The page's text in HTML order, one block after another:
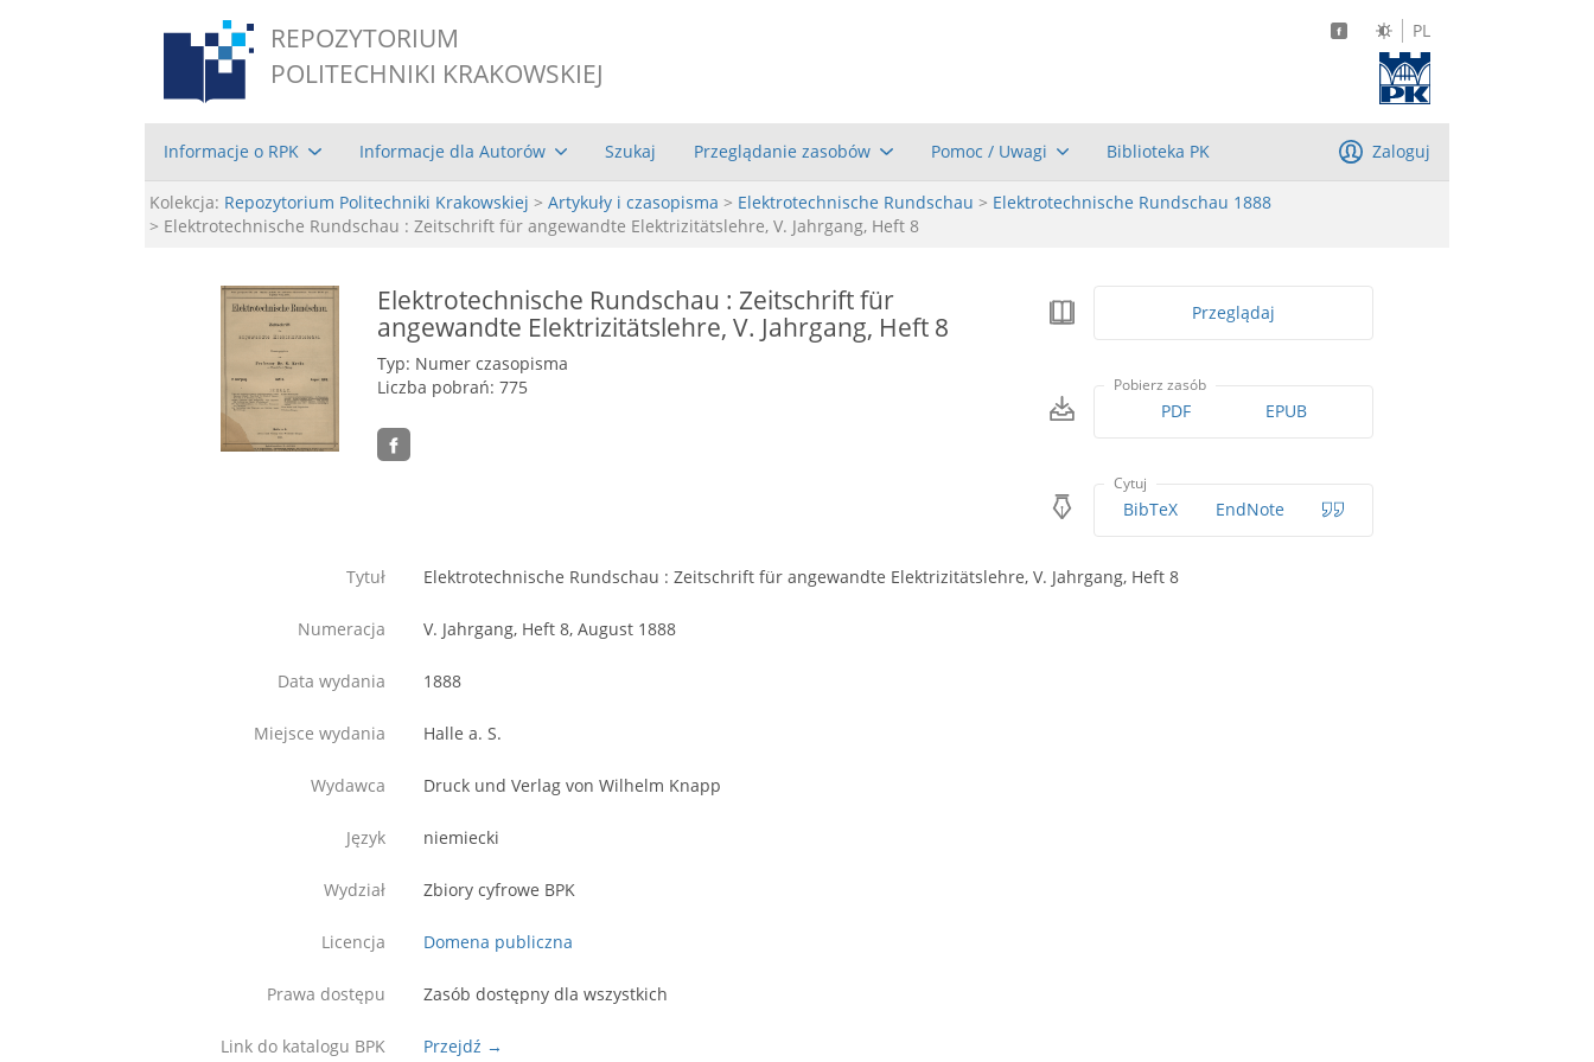
REPOZYTORIUM
POLITECHNIKI KRAKOWSKIEJ
PL
Informacje o RPK Informacje dla Autorów Szukaj Przeglądanie zasobów Pomoc / Uwagi Biblioteka PK Zaloguj
Kolekcja: Repozytorium Politechniki Krakowskiej > Artykuły i czasopisma > Elektrotechnische Rundschau > Elektrotechnische Rundschau 1888
> Elektrotechnische Rundschau : Zeitschrift für angewandte Elektrizitätslehre, V. Jahrgang, Heft 8
Elektrotechnische Rundschau : Zeitschrift für
angewandte Elektrizitätslehre, V. Jahrgang, Heft 8
Typ: Numer czasopisma
Liczba pobrań: 775
Przeglądaj
Pobierz zasób
PDF EPUB
Cytuj
BibTeX EndNote
Tytuł Elektrotechnische Rundschau : Zeitschrift für angewandte Elektrizitätslehre, V. Jahrgang, Heft 8
Numeracja V. Jahrgang, Heft 8, August 1888
Data wydania 1888
Miejsce wydania Halle a. S.
Wydawca Druck und Verlag von Wilhelm Knapp
Język niemiecki
Wydział Zbiory cyfrowe BPK
Licencja Domena publiczna
Prawa dostępu Zasób dostępny dla wszystkich
Link do katalogu BPK Przejdź →